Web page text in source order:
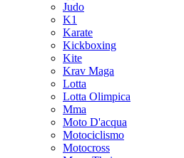
Judo
K1
Karate
Kickboxing
Kite
Krav Maga
Lotta
Lotta Olimpica
Mma
Moto D'acqua
Motociclismo
Motocross